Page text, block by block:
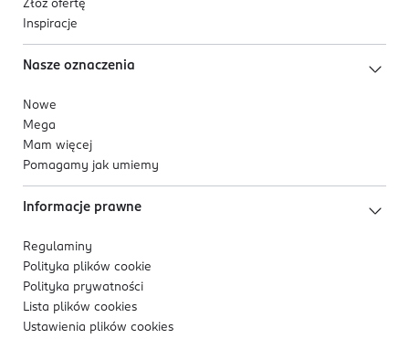
Złóż ofertę
Inspiracje
Nasze oznaczenia
Nowe
Mega
Mam więcej
Pomagamy jak umiemy
Informacje prawne
Regulaminy
Polityka plików cookie
Polityka prywatności
Lista plików cookies
Ustawienia plików cookies